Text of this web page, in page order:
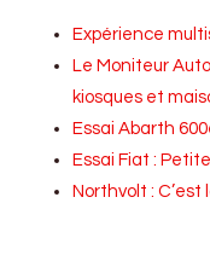
Expérience
Le Moniteur
kiosques et
Essai Abarth
Essai Fiat :
Northvolt : C’est